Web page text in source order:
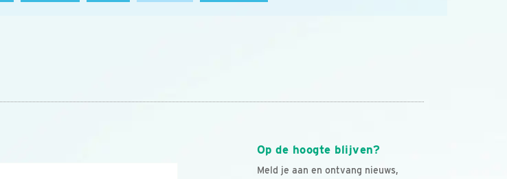
Op de hoogte blijven?
Meld je aan en ontvang nieuws,